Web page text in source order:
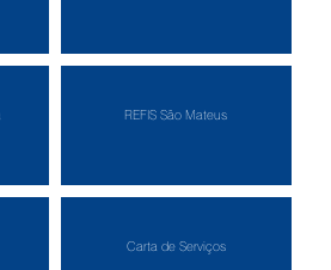
REFIS São Mateus
Carta de Serviços